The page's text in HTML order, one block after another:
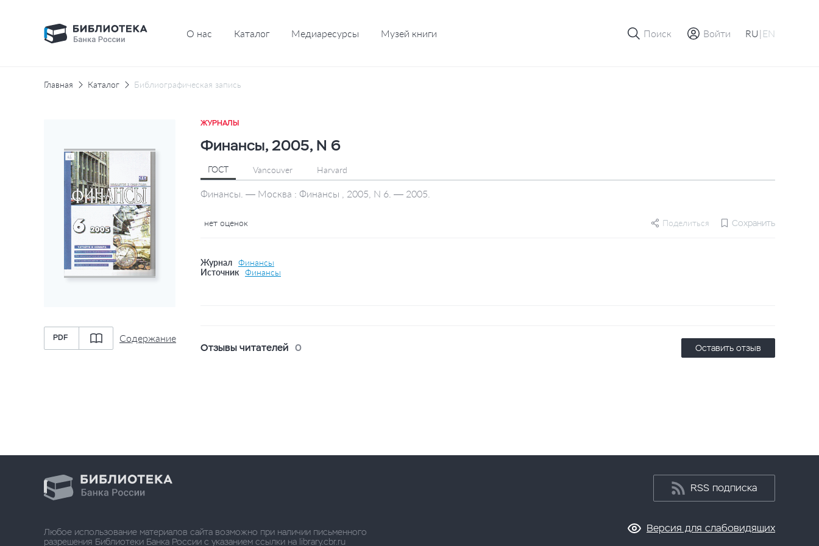
О нас Каталог Медиаресурсы Музей книги Поиск Войти RU| EN
Главная Каталог Библиографическая запись
PDF Содержание
ЖУРНАЛЫ
Финансы, 2005, N 6
ГОСТ Vancouver Harvard
Финансы. — Москва : Финансы , 2005, N 6. — 2005.
нет оценок Поделиться Сохранить
Журнал Финансы
Источник Финансы
Отзывы читателей 0 Оставить отзыв
Любое использование материалов сайта возможно при наличии письменного
разрешения Библиотеки Банка России с указанием ссылки на library.cbr.ru
RSS подписка
Версия для слабовидящих